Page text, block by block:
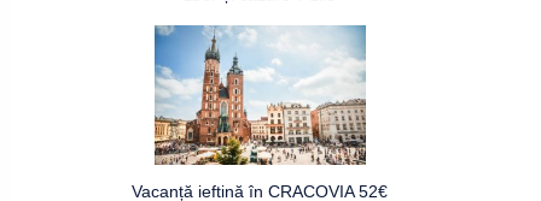
Vacanță ieftină în CRACOVIA 52€